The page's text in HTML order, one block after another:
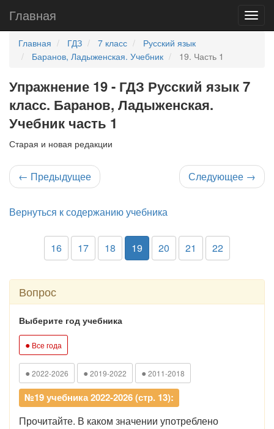
Главная
Главная ГДЗ 7 класс
Русский язык
Баранов, Ладыженская. Учебник
19. Часть 1
Упражнение 19 - ГДЗ Русский язык 7
класс. Баранов, Ладыженская.
Учебник часть 1
Старая и новая редакции
← Предыдущее Следующее →
Вернуться к содержанию учебника
16 17 18 19 20 21 22
Вопрос
Выберите год учебника
● Все года
● 2022-2026 ● 2019-2022 ● 2011-2018
№19 учебника 2022-2026 (стр. 13):
Прочитайте. В каком значении употреблено